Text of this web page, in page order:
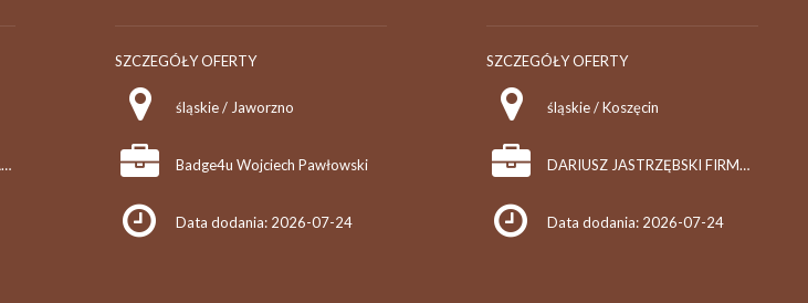
DOM PRZYJĘĆ KALIMERA DARIA BAJER - LUKOSZEK
SZCZEGÓŁY OFERTY
śląskie / Jaworzno
Badge4u Wojciech Pawłowski
Data dodania: 2026-07-24
SZCZEGÓŁY OFERTY
śląskie / Koszęcin
DARIUSZ JASTRZĘBSKI FIRMA REMONTOWO-BUDOWLANA
Data dodania: 2026-07-24